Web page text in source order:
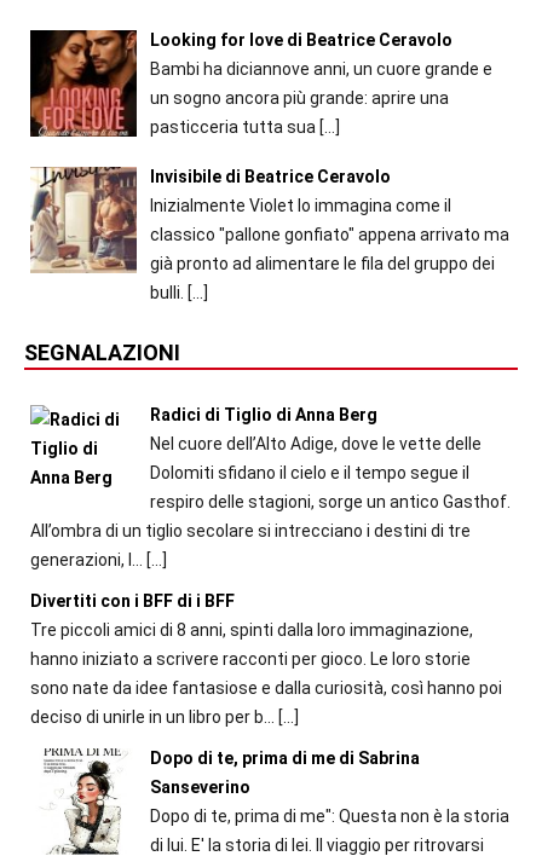
Looking for love di Beatrice Ceravolo
Bambi ha diciannove anni, un cuore grande e
un sogno ancora più grande: aprire una
pasticceria tutta sua […]
Invisibile di Beatrice Ceravolo
Inizialmente Violet lo immagina come il
classico "pallone gonfiato" appena arrivato ma
già pronto ad alimentare le fila del gruppo dei
bulli. […]
SEGNALAZIONI
Radici di Tiglio di Anna Berg
Nel cuore dell’Alto Adige, dove le vette delle
Dolomiti sfidano il cielo e il tempo segue il
respiro delle stagioni, sorge un antico Gasthof.
All’ombra di un tiglio secolare si intrecciano i destini di tre
generazioni, l...
[…]
Divertiti con i BFF di i BFF
Tre piccoli amici di 8 anni, spinti dalla loro immaginazione,
hanno iniziato a scrivere racconti per gioco. Le loro storie
sono nate da idee fantasiose e dalla curiosità, così hanno poi
deciso di unirle in un libro per b...
[…]
Dopo di te, prima di me di Sabrina
Sanseverino
Dopo di te, prima di me": Questa non è la storia
di lui. E' la storia di lei. Il viaggio per ritrovarsi